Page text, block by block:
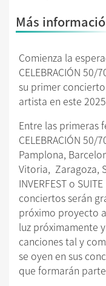
Más
Comienza la
CELEBRACIÓN
su primer
artista en este
Entre las primeras
CELEBRACIÓN
Pamplona,
Vitoria, Zaragoza,
INVERFEST o
conciertos serán
próximo proyecto
luz próximamente
canciones tal y
se oyen en sus
que formarán